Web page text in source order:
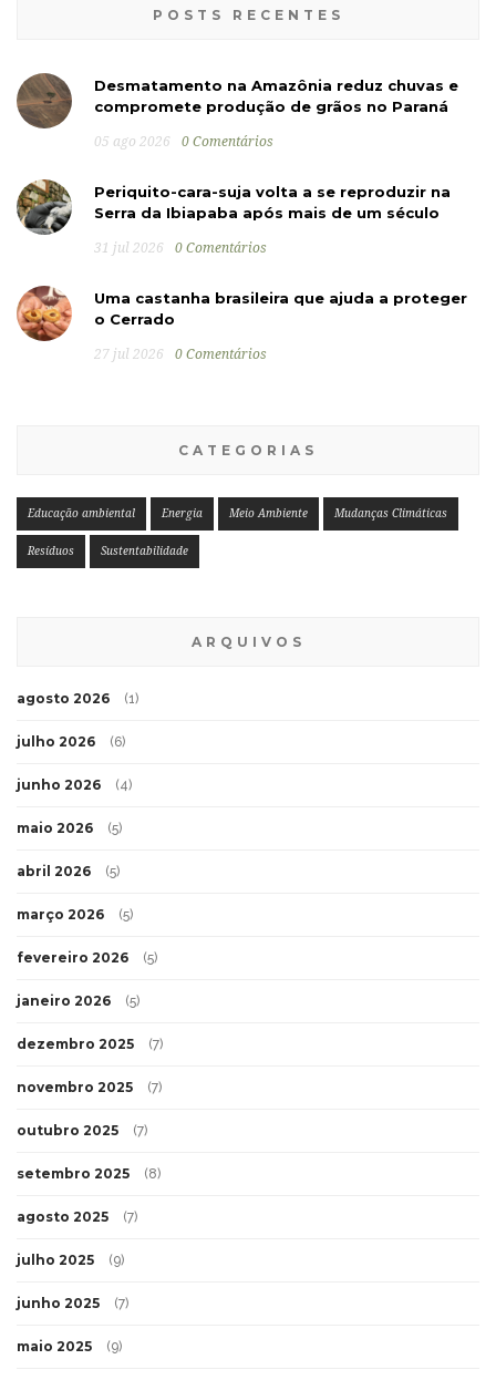
POSTS RECENTES
Desmatamento na Amazônia reduz chuvas e
compromete produção de grãos no Paraná
05 ago 2026 0 Comentários
Periquito-cara-suja volta a se reproduzir na
Serra da Ibiapaba após mais de um século
31 jul 2026 0 Comentários
Uma castanha brasileira que ajuda a proteger
o Cerrado
27 jul 2026 0 Comentários
CATEGORIAS
Educação ambiental Energia Meio Ambiente Mudanças Climáticas
Resíduos Sustentabilidade
ARQUIVOS
agosto 2026 (1)
julho 2026 (6)
junho 2026 (4)
maio 2026 (5)
abril 2026 (5)
março 2026 (5)
fevereiro 2026 (5)
janeiro 2026 (5)
dezembro 2025 (7)
novembro 2025 (7)
outubro 2025 (7)
setembro 2025 (8)
agosto 2025 (7)
julho 2025 (9)
junho 2025 (7)
maio 2025 (9)